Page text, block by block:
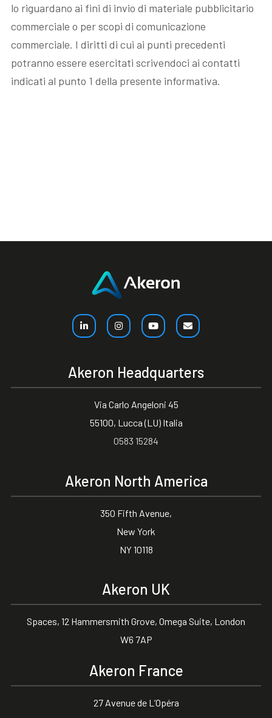
lo riguardano ai fini di invio di materiale pubblicitario
commerciale o per scopi di comunicazione
commerciale. I diritti di cui ai punti precedenti
potranno essere esercitati scrivendoci ai contatti
indicati al punto 1 della presente informativa.
Akeron Headquarters
Via Carlo Angeloni 45
55100, Lucca (LU) Italia
0583 15284
Akeron North America
350 Fifth Avenue,
New York
NY 10118
Akeron UK
Spaces, 12 Hammersmith Grove, Omega Suite, London
W6 7AP
Akeron France
27 Avenue de L’Opéra